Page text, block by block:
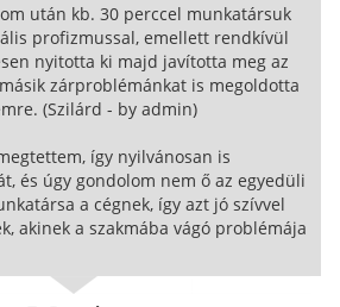
után kb. 30 perccel munkatársuk
profizmussal, emellett rendkívül
nyitotta ki majd javította meg az
zárproblémánkat is megoldotta
(Szilárd - by admin)
így nyilvánosan is
és úgy gondolom nem ő az egyedüli
a cégnek, így azt jó szívvel
akinek a szakmába vágó problémája